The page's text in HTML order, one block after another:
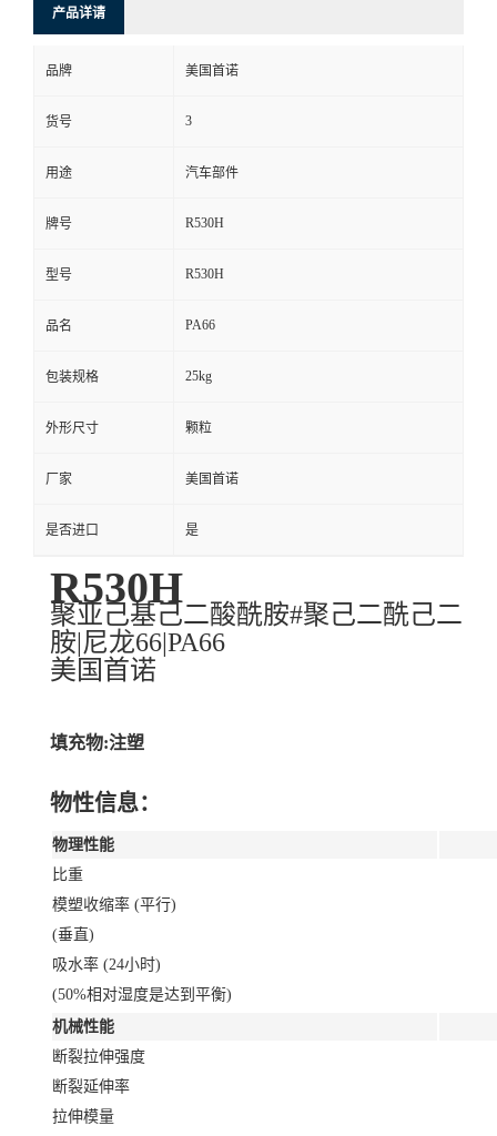
产品详请
品牌 美国首诺
货号 3
用途 汽车部件
牌号 R530H
型号 R530H
品名 PA66
包装规格 25kg
外形尺寸 颗粒
厂家 美国首诺
是否进口 是
R530H
聚亚己基己二酸酰胺#聚己二酰己二
胺|尼龙66|PA66
美国首诺
填充物:注塑
物性信息：
物理性能
比重
模塑收缩率 (平行)
(垂直)
吸水率 (24小时)
(50%相对湿度是达到平衡)
机械性能
断裂拉伸强度
断裂延伸率
拉伸模量